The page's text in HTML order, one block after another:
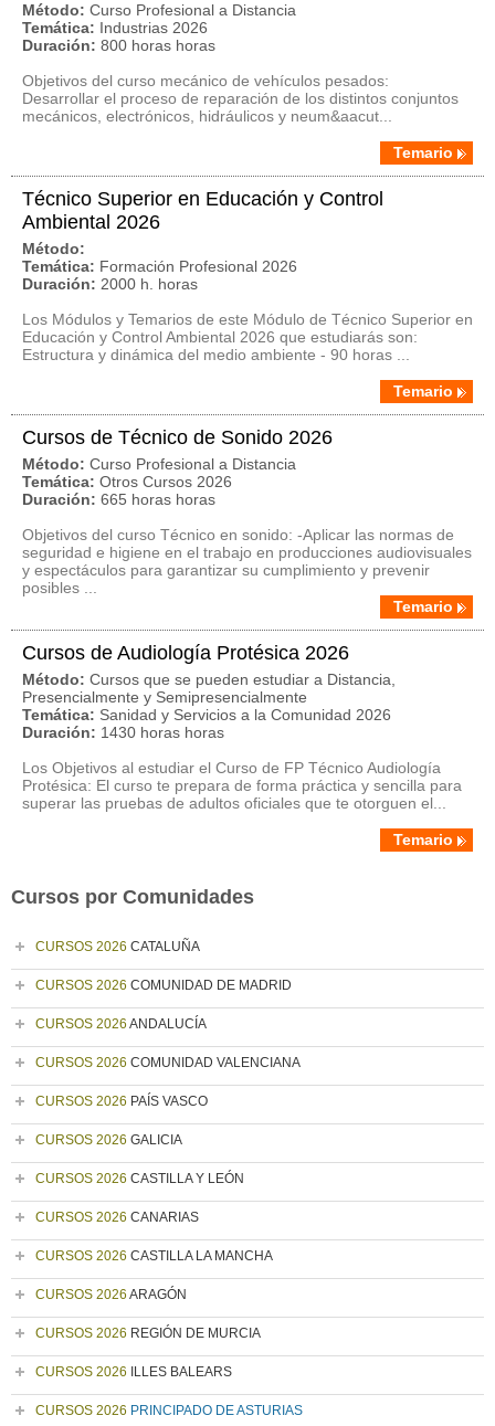
Método: Curso Profesional a Distancia
Temática: Industrias 2026
Duración: 800 horas horas
Objetivos del curso mecánico de vehículos pesados:
Desarrollar el proceso de reparación de los distintos conjuntos
mecánicos, electrónicos, hidráulicos y neum&aacut...
Temario
Técnico Superior en Educación y Control
Ambiental 2026
Método:
Temática: Formación Profesional 2026
Duración: 2000 h. horas
Los Módulos y Temarios de este Módulo de Técnico Superior en
Educación y Control Ambiental 2026 que estudiarás son:
Estructura y dinámica del medio ambiente - 90 horas ...
Temario
Cursos de Técnico de Sonido 2026
Método: Curso Profesional a Distancia
Temática: Otros Cursos 2026
Duración: 665 horas horas
Objetivos del curso Técnico en sonido: -Aplicar las normas de
seguridad e higiene en el trabajo en producciones audiovisuales
y espectáculos para garantizar su cumplimiento y prevenir
posibles ...
Temario
Cursos de Audiología Protésica 2026
Método: Cursos que se pueden estudiar a Distancia,
Presencialmente y Semipresencialmente
Temática: Sanidad y Servicios a la Comunidad 2026
Duración: 1430 horas horas
Los Objetivos al estudiar el Curso de FP Técnico Audiología
Protésica: El curso te prepara de forma práctica y sencilla para
superar las pruebas de adultos oficiales que te otorguen el...
Temario
Cursos por Comunidades
CURSOS 2026 CATALUÑA
CURSOS 2026 COMUNIDAD DE MADRID
CURSOS 2026 ANDALUCÍA
CURSOS 2026 COMUNIDAD VALENCIANA
CURSOS 2026 PAÍS VASCO
CURSOS 2026 GALICIA
CURSOS 2026 CASTILLA Y LEÓN
CURSOS 2026 CANARIAS
CURSOS 2026 CASTILLA LA MANCHA
CURSOS 2026 ARAGÓN
CURSOS 2026 REGIÓN DE MURCIA
CURSOS 2026 ILLES BALEARS
CURSOS 2026 PRINCIPADO DE ASTURIAS